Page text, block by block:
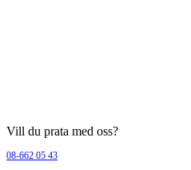
Vill du prata med oss?
08-662 05 43